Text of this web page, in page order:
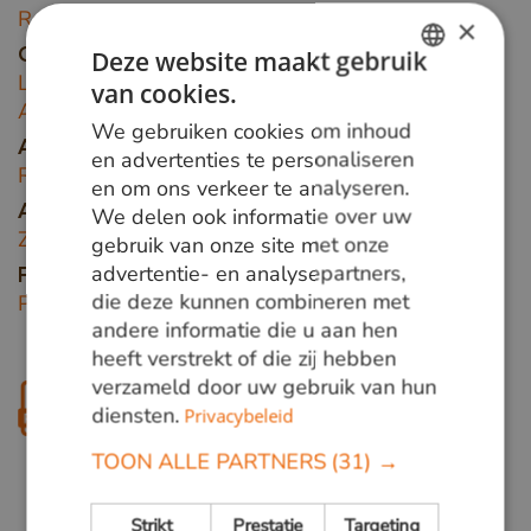
Roupala montana var.
Groeigebied
Louro Faia hardhout groeit in tropisch Zuid-
Amerika
Andere namen
Roupala, Catucaém, Carvalho, Carne de vaca.
Algemeen
Zowel ruw gezaagd als geschaafd verkrijgbaar.
Familie
Proteaceae
Download productblad
GERMAN
ENGLISH
×
Deze website maakt gebruik
van cookies.
We gebruiken cookies om inhoud
en advertenties te personaliseren
en om ons verkeer te analyseren.
We delen ook informatie over uw
gebruik van onze site met onze
advertentie- en analysepartners,
die deze kunnen combineren met
andere informatie die u aan hen
heeft verstrekt of die zij hebben
verzameld door uw gebruik van hun
diensten. Privacybeleid
TOON ALLE PARTNERS (31) →
Strikt
Prestatie Targeting